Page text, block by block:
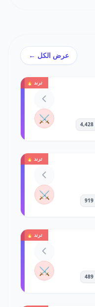
عرض الكل ←
ترند 🔥
⚔️
ترند 🔥
⚔️
ترند 🔥
⚔️